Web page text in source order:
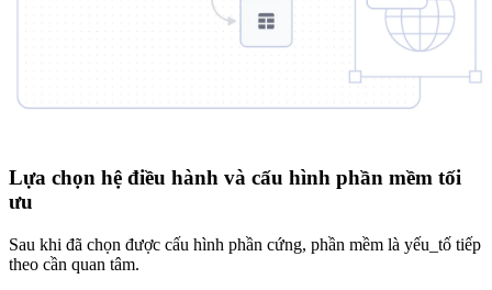
Lựa chọn hệ điều hành và cấu hình phần mềm tối
ưu
Sau khi đã chọn được cấu hình phần cứng, phần mềm là yếu_tố tiếp
theo cần quan tâm.